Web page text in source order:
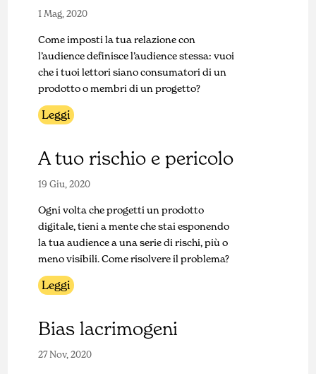
1 Mag, 2020
Come imposti la tua relazione con
l’audience definisce l’audience stessa: vuoi
che i tuoi lettori siano consumatori di un
prodotto o membri di un progetto?
Leggi
A tuo rischio e pericolo
19 Giu, 2020
Ogni volta che progetti un prodotto
digitale, tieni a mente che stai esponendo
la tua audience a una serie di rischi, più o
meno visibili. Come risolvere il problema?
Leggi
Bias lacrimogeni
27 Nov, 2020